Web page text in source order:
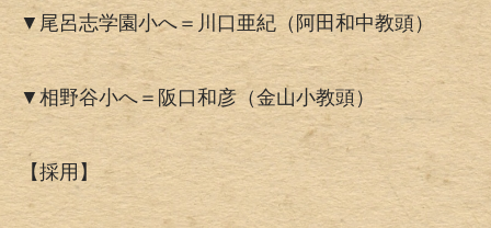
▼尾呂志学園小へ＝川口亜紀（阿田和中教頭）
▼相野谷小へ＝阪口和彦（金山小教頭）
【採用】